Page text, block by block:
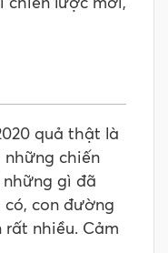
quả thật là
chiến
gì đã
con đường
nhiều. Cảm